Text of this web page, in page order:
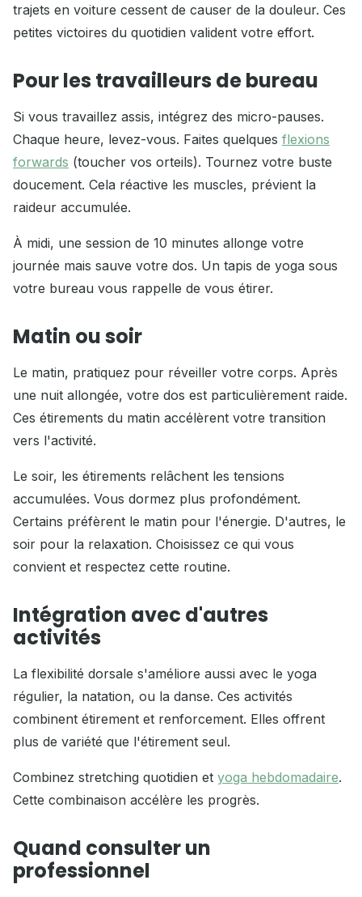
trajets en voiture cessent de causer de la douleur. Ces
petites victoires du quotidien valident votre effort.
Pour les travailleurs de bureau
Si vous travaillez assis, intégrez des micro-pauses.
Chaque heure, levez-vous. Faites quelques flexions
forwards (toucher vos orteils). Tournez votre buste
doucement. Cela réactive les muscles, prévient la
raideur accumulée.
À midi, une session de 10 minutes allonge votre
journée mais sauve votre dos. Un tapis de yoga sous
votre bureau vous rappelle de vous étirer.
Matin ou soir
Le matin, pratiquez pour réveiller votre corps. Après
une nuit allongée, votre dos est particulièrement raide.
Ces étirements du matin accélèrent votre transition
vers l'activité.
Le soir, les étirements relâchent les tensions
accumulées. Vous dormez plus profondément.
Certains préfèrent le matin pour l'énergie. D'autres, le
soir pour la relaxation. Choisissez ce qui vous
convient et respectez cette routine.
Intégration avec d'autres
activités
La flexibilité dorsale s'améliore aussi avec le yoga
régulier, la natation, ou la danse. Ces activités
combinent étirement et renforcement. Elles offrent
plus de variété que l'étirement seul.
Combinez stretching quotidien et yoga hebdomadaire.
Cette combinaison accélère les progrès.
Quand consulter un
professionnel